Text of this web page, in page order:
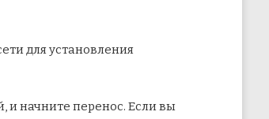
для установления
и начните перенос. Если вы